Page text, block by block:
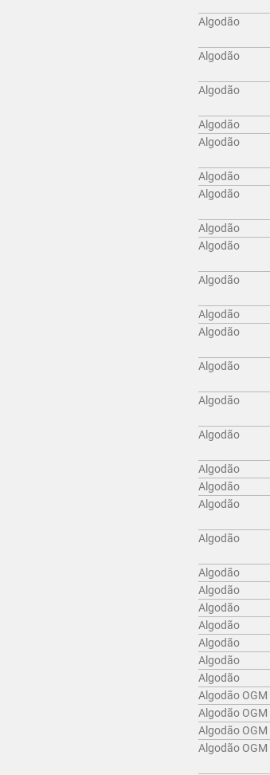
Algodão
Algodão
Algodão
Algodão
Algodão
Algodão
Algodão
Algodão
Algodão
Algodão
Algodão
Algodão
Algodão
Algodão
Algodão
Algodão
Algodão
Algodão
Algodão
Algodão
Algodão
Algodão
Algodão
Algodão
Algodão
Algodão
Algodão OGM
Algodão OGM
Algodão OGM
Algodão OGM